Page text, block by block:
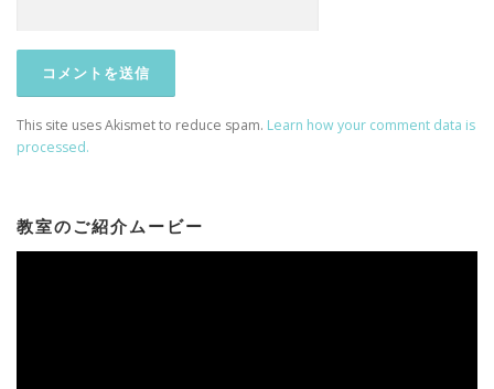
This site uses Akismet to reduce spam. Learn how your comment data is
processed.
教室のご紹介ムービー